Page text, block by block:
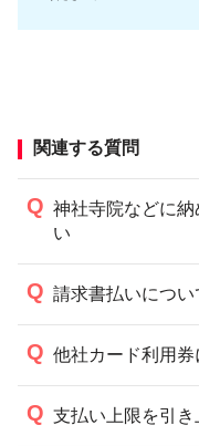
関連する質問
神社寺院などに
い
請求書払いについ
他社カード利用券
支払い上限を引き